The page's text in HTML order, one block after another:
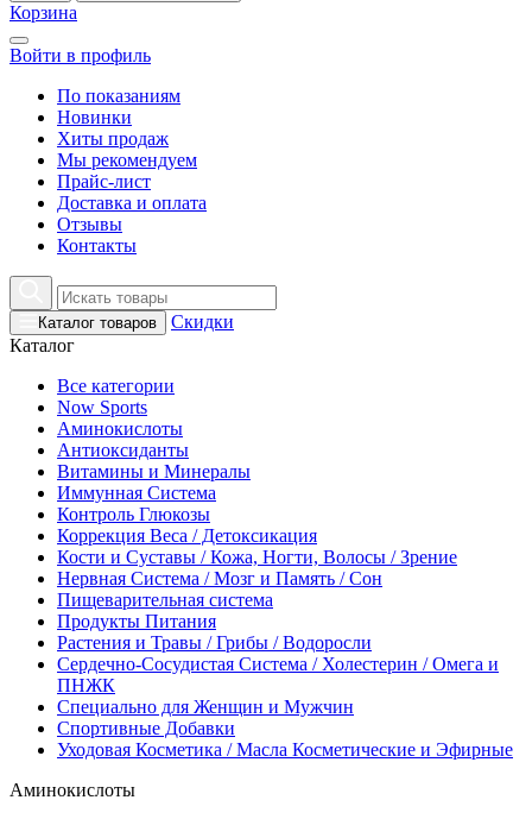
Корзина
Войти в профиль
По показаниям
Новинки
Хиты продаж
Мы рекомендуем
Прайс-лист
Доставка и оплата
Отзывы
Контакты
Каталог товаров
Скидки
Каталог
Все категории
Now Sports
Аминокислоты
Антиоксиданты
Витамины и Минералы
Иммунная Система
Контроль Глюкозы
Коррекция Веса / Детоксикация
Кости и Суставы / Кожа, Ногти, Волосы / Зрение
Нервная Система / Мозг и Память / Сон
Пищеварительная система
Продукты Питания
Растения и Травы / Грибы / Водоросли
Сердечно-Сосудистая Система / Холестерин / Омега и
ПНЖК
Специально для Женщин и Мужчин
Спортивные Добавки
Уходовая Косметика / Масла Косметические и Эфирные
Аминокислоты